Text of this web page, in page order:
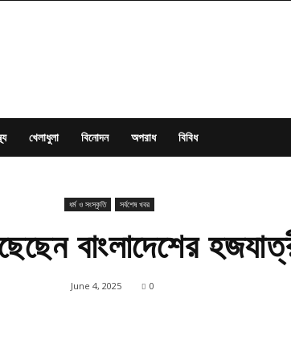
খেলাধুলা বিনোদন অপরাধ বিবিধ
ধর্ম ও সংস্কৃতি সর্বশেষ খবর
বাংলাদেশের
June 4, 2025 0